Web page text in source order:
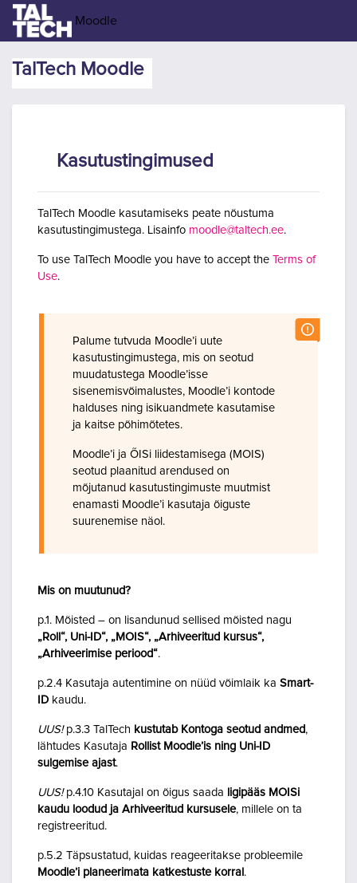
Jäta vahele peasisuni
Moodle
TalTech Moodle
Kasutustingimused
TalTech Moodle kasutamiseks peate nõustuma
kasutustingimustega. Lisainfo moodle@taltech.ee.
To use TalTech Moodle you have to accept the Terms of
Use.
Palume tutvuda Moodle’i uute
kasutustingimustega, mis on seotud
muudatustega Moodle’isse
sisenemisvõimalustes, Moodle’i kontode
halduses ning isikuandmete kasutamise
ja kaitse põhimõtetes.
Moodle’i ja ÕISi liidestamisega (MOIS)
seotud plaanitud arendused on
mõjutanud kasutustingimuste muutmist
enamasti Moodle’i kasutaja õiguste
suurenemise näol.
Mis on muutunud?
p.1. Mõisted – on lisandunud sellised mõisted nagu
„Roll“, Uni-ID“, „MOIS“, „Arhiveeritud kursus“,
„Arhiveerimise periood“.
p.2.4 Kasutaja autentimine on nüüd võimlaik ka Smart-
ID kaudu.
UUS!p.3.3 TalTech kustutab Kontoga seotud andmed,
lähtudes Kasutaja Rollist Moodle’is ning Uni-ID
sulgemise ajast.
UUS!p.4.10 Kasutajal on õigus saada ligipääs MOISi
kaudu loodud ja Arhiveeritud kursusele, millele on ta
registreeritud.
p.5.2 Täpsustatud, kuidas reageeritakse probleemile
Moodle’i planeerimata katkestuste korral .